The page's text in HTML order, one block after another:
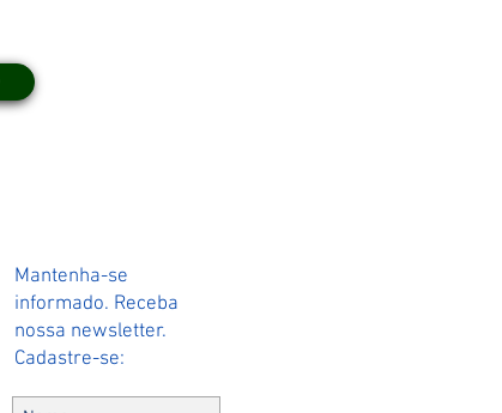
Mantenha-se
informado. Receba
nossa newsletter.
Cadastre-se: